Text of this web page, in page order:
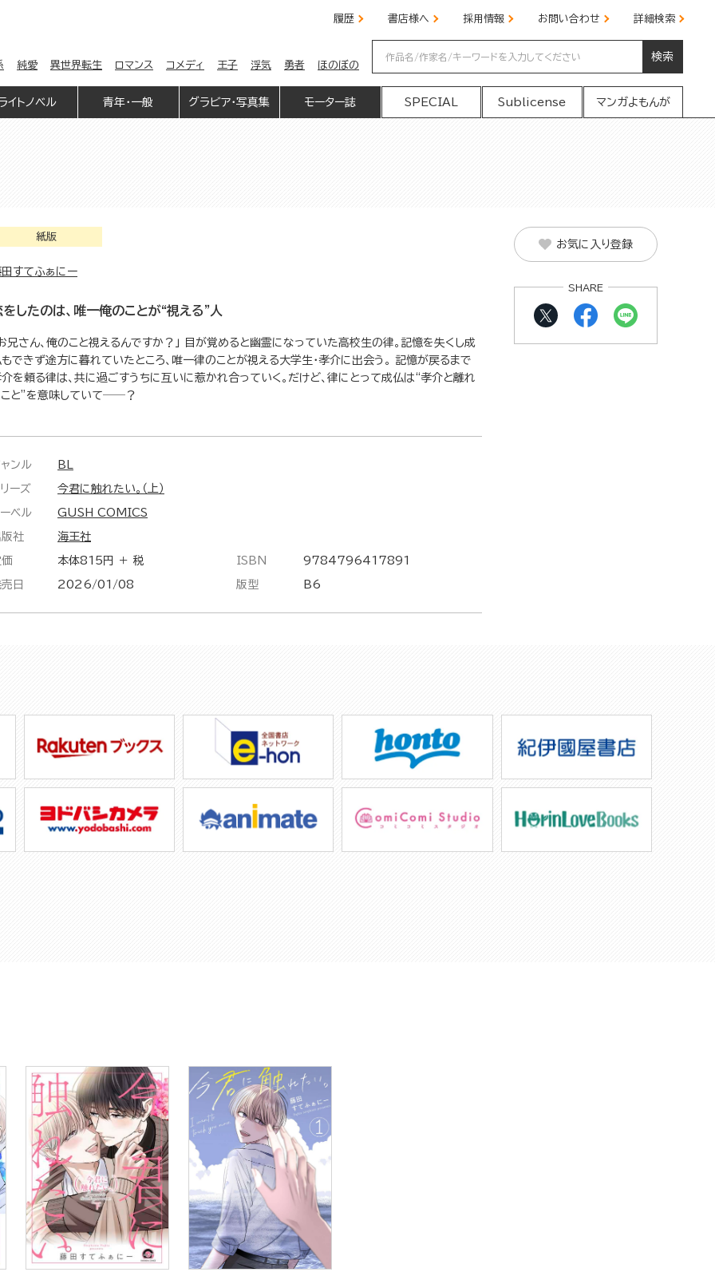
履歴 書店様へ 採用情報 お問い合わせ 詳細検索
純愛 異世界転生 ロマンス コメディ 王子 浮気 勇者 ほのぼの
検索
イトノベル 青年・一般 グラビア・写真集 モーター誌 SPECIAL Sublicense マンガよもんが
紙版
すてふぁにー
をしたのは、唯一俺のことが“視える”人
兄さん、俺のこと視えるんですか？」 目が覚めると幽霊になっていた高校生の律。記憶を失くし成
できず途方に暮れていたところ、唯一律のことが視える大学生・孝介に出会う。 記憶が戻るまで
を頼る律は、共に過ごすうちに互いに惹かれ合っていく。だけど、律にとって成仏は“孝介と離れ
こと”を意味していて──？
ンル BL
ーズ 今君に触れたい。（上）
ベル GUSH COMICS
社 海王社
本体815円 ＋ 税
日 2026/01/08
ISBN 9784796417891
版型 B6
お気に入り登録
SHARE